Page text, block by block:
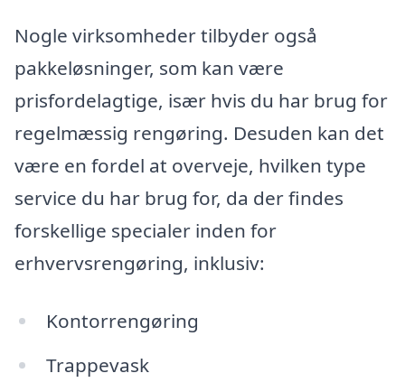
Nogle virksomheder tilbyder også
pakkeløsninger, som kan være
prisfordelagtige, især hvis du har brug for
regelmæssig rengøring. Desuden kan det
være en fordel at overveje, hvilken type
service du har brug for, da der findes
forskellige specialer inden for
erhvervsrengøring, inklusiv:
Kontorrengøring
Trappevask